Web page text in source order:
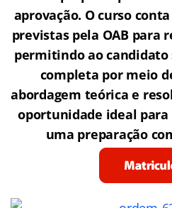
aprovação. O curso
previstas pela OAB para
permitindo ao
completa por meio
abordagem teórica e
oportunidade ideal para
uma preparação